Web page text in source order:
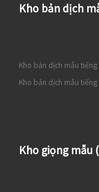
Kho bản dịch
Kho bản dịch mẫu tiếng
Kho bản dịch mẫu tiếng
Kho giọng mẫu